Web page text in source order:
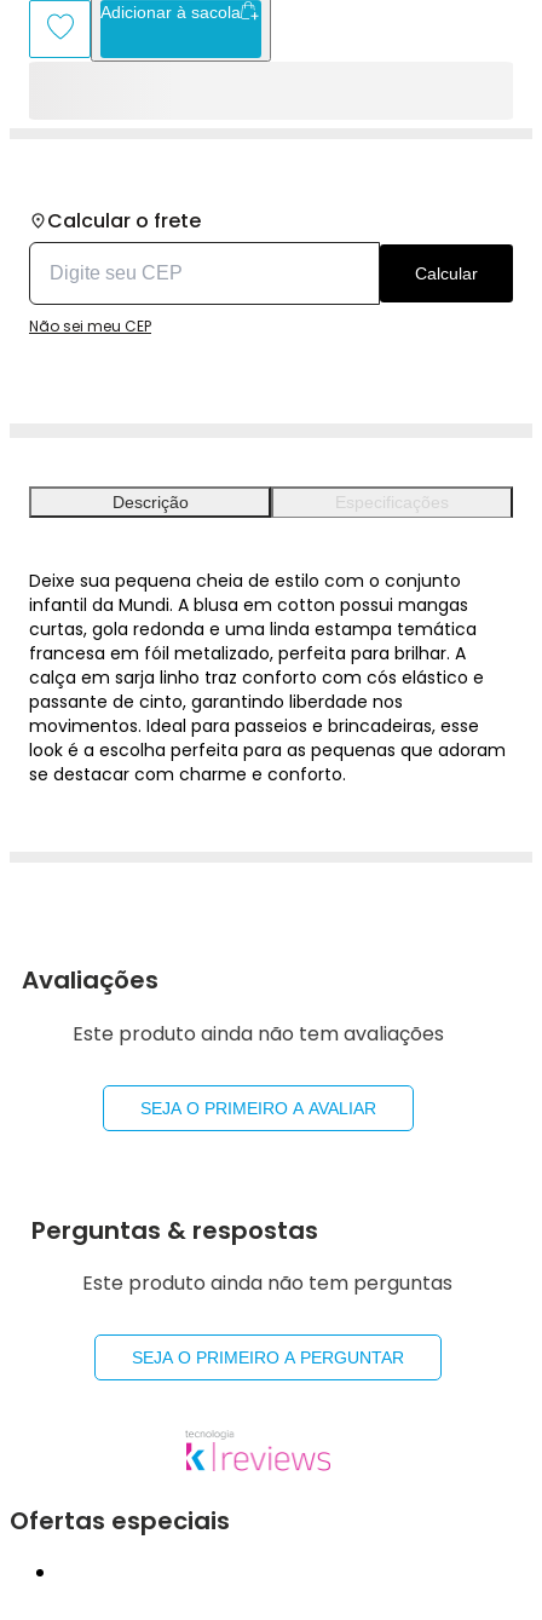
Adicionar à sacola
Calcular o frete
Calcular
Não sei meu CEP
Descrição Especificações
Deixe sua pequena cheia de estilo com o conjunto
infantil da Mundi. A blusa em cotton possui mangas
curtas, gola redonda e uma linda estampa temática
francesa em fóil metalizado, perfeita para brilhar. A
calça em sarja linho traz conforto com cós elástico e
passante de cinto, garantindo liberdade nos
movimentos. Ideal para passeios e brincadeiras, esse
look é a escolha perfeita para as pequenas que adoram
se destacar com charme e conforto.
Avaliações
Este produto ainda não tem avaliações
SEJA O PRIMEIRO A AVALIAR
Perguntas & respostas
Este produto ainda não tem perguntas
SEJA O PRIMEIRO A PERGUNTAR
Ofertas especiais